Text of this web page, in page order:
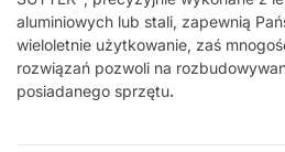
aluminiowych lub stali, zapewnią
wieloletnie użytkowanie, zaś
rozwiązań pozwoli na
posiadanego sprzętu.